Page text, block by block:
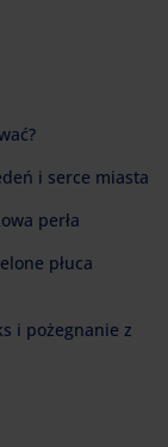
i serce miasta
perła
płuca
i pożegnanie z